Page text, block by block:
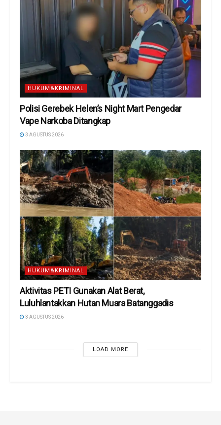
HUKUM&KRIMINAL
Polisi Gerebek Helen’s Night Mart Pengedar
Vape Narkoba Ditangkap
3 AGUSTUS 2026
HUKUM&KRIMINAL
Aktivitas PETI Gunakan Alat Berat,
Luluhlantakkan Hutan Muara Batanggadis
3 AGUSTUS 2026
LOAD MORE